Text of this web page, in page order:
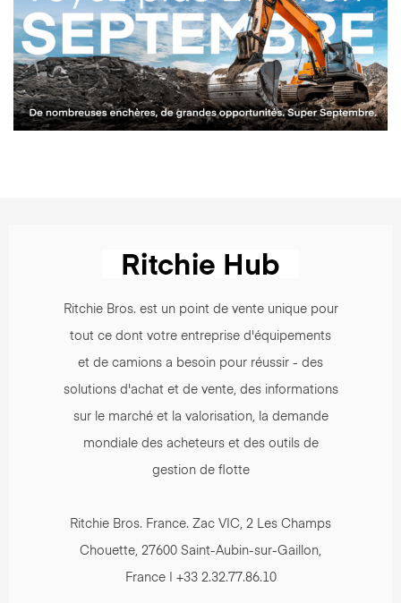
Ritchie Bros. est un point de vente unique pour
tout ce dont votre entreprise d'équipements
et de camions a besoin pour réussir - des
solutions d'achat et de vente, des informations
sur le marché et la valorisation, la demande
mondiale des acheteurs et des outils de
gestion de flotte
Ritchie Bros. France. Zac VIC, 2 Les Champs
Chouette, 27600 Saint-Aubin-sur-Gaillon,
France | +33 2.32.77.86.10